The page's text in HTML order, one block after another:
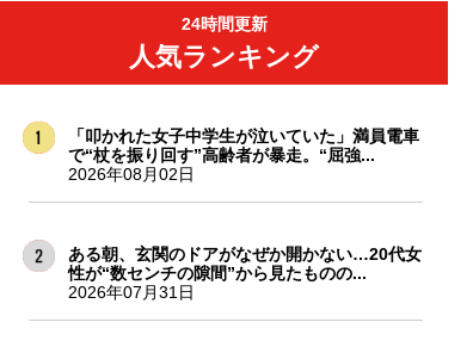
24時間更新
人気ランキング
「叩かれた女子中学生が泣いていた」満員電車
で“杖を振り回す”高齢者が暴走。“屈強...
2026年08月02日
ある朝、玄関のドアがなぜか開かない…20代女
性が“数センチの隙間”から見たものの...
2026年07月31日